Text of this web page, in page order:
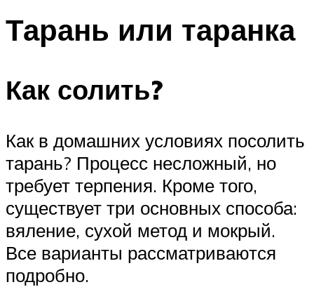
Тарань или таранка
Как солить?
Как в домашних условиях посолить
тарань? Процесс несложный, но
требует терпения. Кроме того,
существует три основных способа:
вяление, сухой метод и мокрый.
Все варианты рассматриваются
подробно.